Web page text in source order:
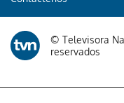
© Televisora
reservados